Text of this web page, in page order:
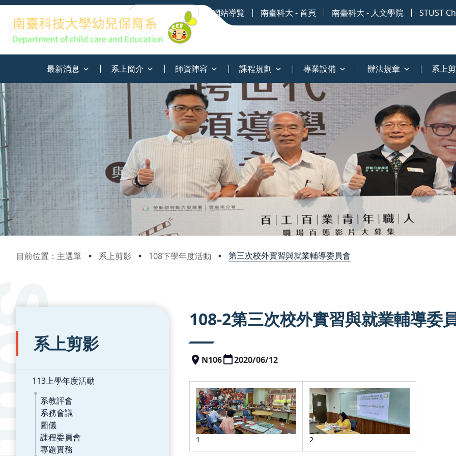
網站導覽 南臺科大 - 首頁 南臺科大 - 人文學院 STUST
最新消息 系上簡介 師資陣容 課程規劃 專業設備 辦法規章 系上
目前位置：主選單 系上剪影 108下學年度活動 第三次校外實習與就業輔導委員會
:::
系上剪影
113上學年度活動
系教評會
系務會議
圖儀
課程委員會
專題實務
108-2第三次校外實習與就業輔導委
N106 2020/06/12
1 2